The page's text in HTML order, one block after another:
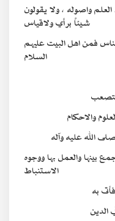
واصوله ، ولا يقولون
شيئاً برأي ولاقياس
فمن اهل البيت عليهم
السلام
والاحكام
الله عليه وآله
بينها والعمل بها ووجوه
الاستنباط
به
الدين